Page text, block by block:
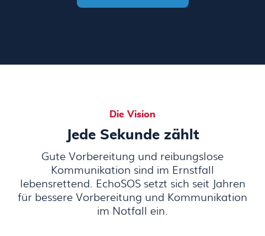
Die Vision
Jede Sekunde zählt
Gute Vorbereitung und reibungslose
Kommunikation sind im Ernstfall
lebensrettend. EchoSOS setzt sich seit Jahren
für bessere Vorbereitung und Kommunikation
im Notfall ein.